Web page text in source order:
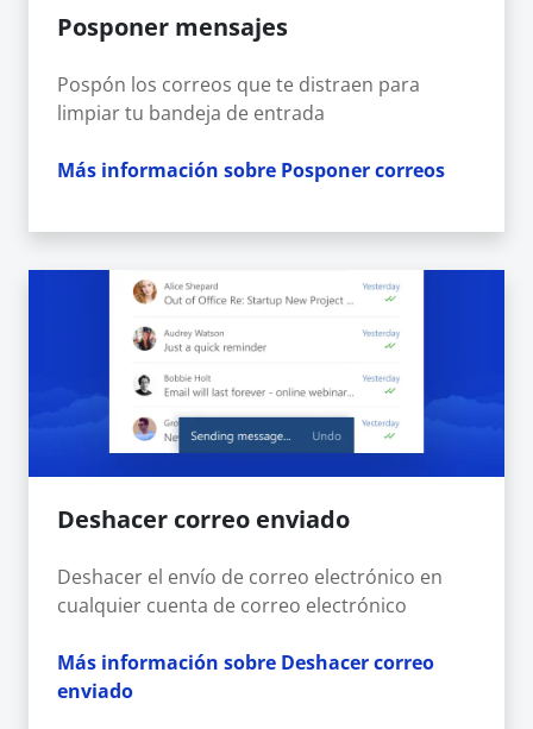
Posponer mensajes
Pospón los correos que te distraen para
limpiar tu bandeja de entrada
Más información sobre Posponer correos
Deshacer correo enviado
Deshacer el envío de correo electrónico en
cualquier cuenta de correo electrónico
Más información sobre Deshacer correo
enviado